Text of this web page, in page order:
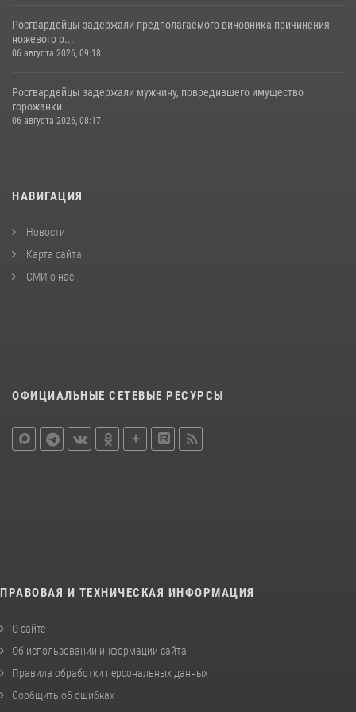
Росгвардейцы задержали предполагаемого виновника причинения
ножевого р...
06 августа 2026, 09:18
Росгвардейцы задержали мужчину, повредившего имущество
горожанки
06 августа 2026, 08:17
НАВИГАЦИЯ
Новости
Карта сайта
СМИ о нас
ОФИЦИАЛЬНЫЕ СЕТЕВЫЕ РЕСУРСЫ
ПРАВОВАЯ И ТЕХНИЧЕСКАЯ ИНФОРМАЦИЯ
О сайте
Об использовании информации сайта
Правила обработки персональных данных
Сообщить об ошибках